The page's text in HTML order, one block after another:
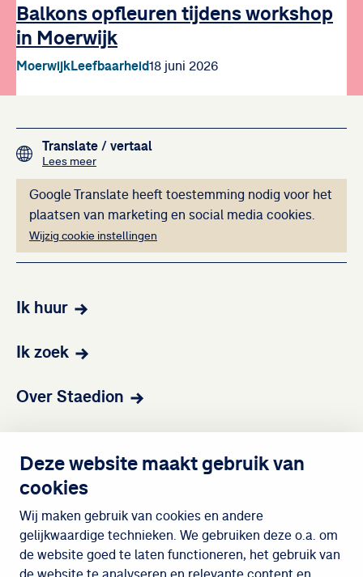
Deze website maakt gebruik van
cookies
Wij maken gebruik van cookies en andere
gelijkwaardige technieken. We gebruiken deze o.a. om
de website goed te laten functioneren, het gebruik van
Balkons opfleuren tijdens workshop
in Moerwijk
MoerwijkLeefbaarheid18 juni 2026
Translate / vertaal
Lees meerover het vertalen van de teksten op deze website
Deze inhoud kan
Google Translate heeft toestemming nodig voor het
plaatsen van marketing en social media cookies.
Wijzig cookie instellingen
Ik huur
Ik zoek
Over Staedion
Wijken
Meedoen